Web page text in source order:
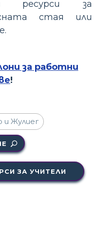
ресурси за
стая или
за работни
!
ЗА УЧИТЕЛИ